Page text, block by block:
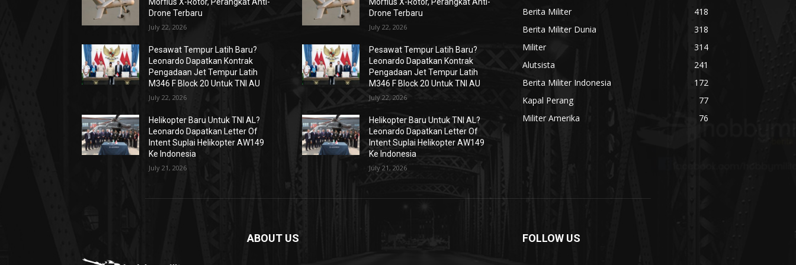
Drone Terbaru
July 22, 2026
Pesawat Tempur Latih Baru?
Leonardo Dapatkan Kontrak
Pengadaan Jet Tempur Latih
M346 F Block 20 Untuk TNI AU
July 22, 2026
Helikopter Baru Untuk TNI AL?
Leonardo Dapatkan Letter Of
Intent Suplai Helikopter AW149
Ke Indonesia
July 21, 2026
Drone Terbaru
July 22, 2026
Pesawat Tempur Latih Baru?
Leonardo Dapatkan Kontrak
Pengadaan Jet Tempur Latih
M346 F Block 20 Untuk TNI AU
July 22, 2026
Helikopter Baru Untuk TNI AL?
Leonardo Dapatkan Letter Of
Intent Suplai Helikopter AW149
Ke Indonesia
July 21, 2026
Berita Militer
418
Berita Militer Dunia
318
Militer
314
Alutsista
241
Berita Militer Indonesia
172
Kapal Perang
77
Militer Amerika
76
ABOUT US FOLLOW US